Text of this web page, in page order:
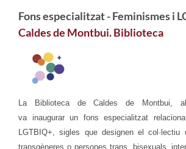
Fons especialitzat - Feminismes i
Caldes de Montbui. Biblioteca
La Biblioteca de Caldes de Montbui,
va inaugurar un fons especialitzat
LGTBIQ+, sigles que designen el col·lectiu
transgèneres o persones trans, bisexuals,